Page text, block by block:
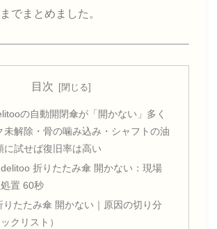
までまとめました。
目次
の自動開閉傘が「開かない」多く
未解除・骨の噛み込み・シャフトの油
に試せば復旧率は高い
delitoo 折りたたみ傘 開かない：現場
置 60秒
りたたみ傘 開かない｜原因の切り分
クリスト）